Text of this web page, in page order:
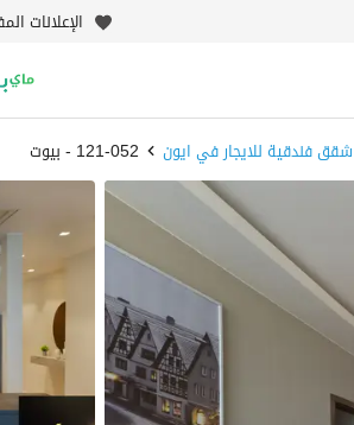
الإعلانات
شقق فندقية للايجار في ايون 121-052 - بيوت